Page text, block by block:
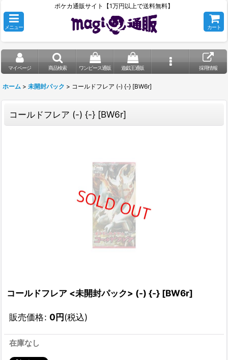
ポケカ通販サイト【1万円以上で送料無料】
メニュー カート
マイページ 商品検索 ワンピース通販 遊戯王通販 採用情報
ホーム > 未開封パック > コールドフレア (-) {-} [BW6r]
コールドフレア (-) {-} [BW6r]
コールドフレア <未開封パック> (-) {-} [BW6r]
販売価格: 0円(税込)
在庫なし